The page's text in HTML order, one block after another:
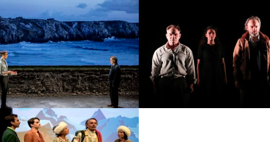
Marius
Date :
Jeudi 14
janvier 2027
Article 353 du
Date :
février